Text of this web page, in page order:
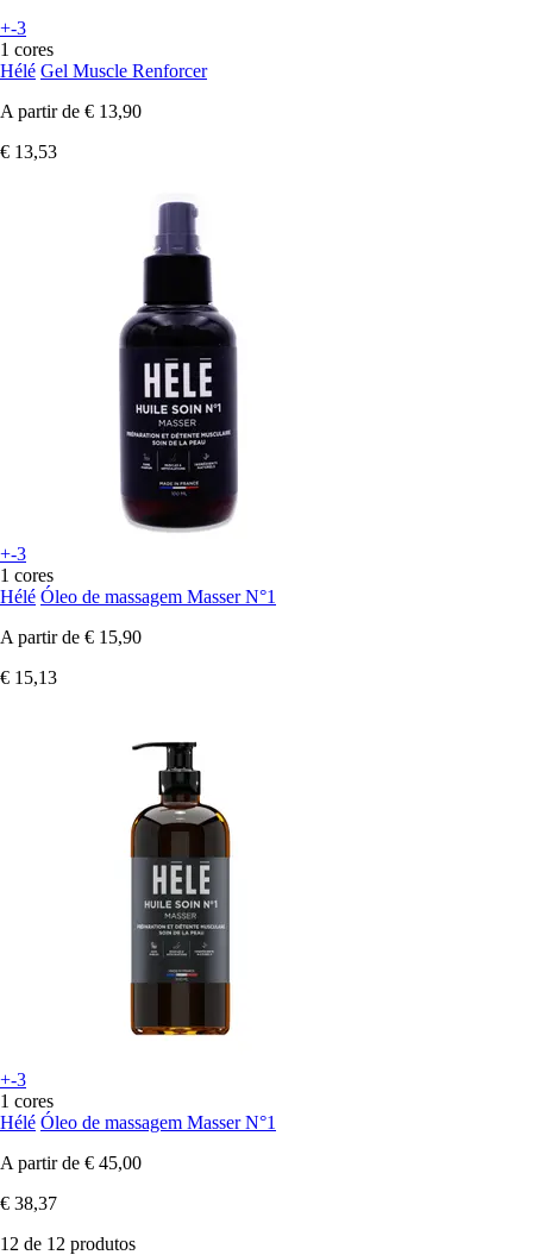
+-3
1 cores
Hélé Gel Muscle Renforcer
A partir de € 13,90
€ 13,53
+-3
1 cores
Hélé Óleo de massagem Masser N°1
A partir de € 15,90
€ 15,13
+-3
1 cores
Hélé Óleo de massagem Masser N°1
A partir de € 45,00
€ 38,37
12 de 12 produtos